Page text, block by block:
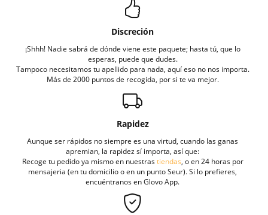
Discreción
¡Shhh! Nadie sabrá de dónde viene este paquete; hasta tú, que lo
esperas, puede que dudes.
Tampoco necesitamos tu apellido para nada, aquí eso no nos importa.
Más de 2000 puntos de recogida, por si te va mejor.
Rapidez
Aunque ser rápidos no siempre es una virtud, cuando las ganas
apremian, la rapidez sí importa, así que:
Recoge tu pedido ya mismo en nuestrastiendas, o en 24 horas por
mensajeria (en tu domicilio o en un punto Seur). Si lo prefieres,
encuéntranos en Glovo App.